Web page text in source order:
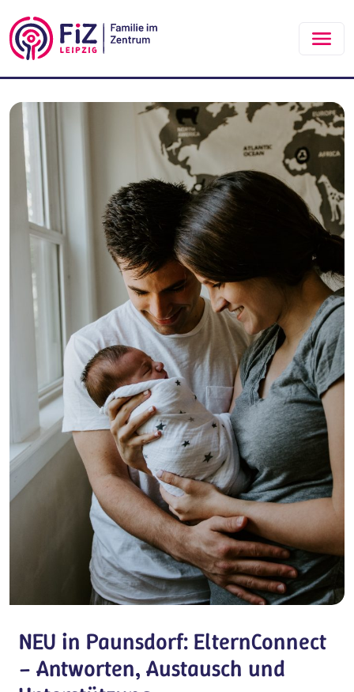
NEU in Paunsdorf: ElternConnect
– Antworten, Austausch und